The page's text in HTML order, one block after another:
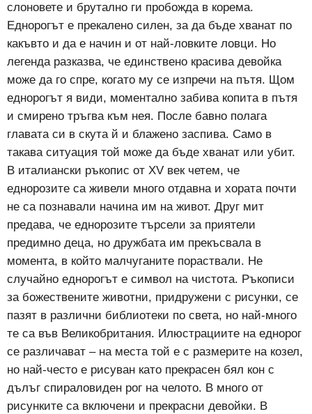
слоновете и брутално ги пробожда в корема.
Еднорогът е прекалено силен, за да бъде хванат по
какъвто и да е начин и от най-ловките ловци. Но
легенда разказва, че единствено красива девойка
може да го спре, когато му се изпречи на пътя. Щом
еднорогът я види, моментално забива копита в пътя
и смирено тръгва към нея. После бавно полага
главата си в скута й и блажено заспива. Само в
такава ситуация той може да бъде хванат или убит.
В италиански ръкопис от XV век четем, че
еднорозите са живели много отдавна и хората почти
не са познавали начина им на живот. Друг мит
предава, че еднорозите търсели за приятели
предимно деца, но дружбата им прекъсвала в
момента, в който малчуганите пораствали. Не
случайно еднорогът е символ на чистота. Ръкописи
за божествените животни, придружени с рисунки, се
пазят в различни библиотеки по света, но най-много
те са във Великобритания. Илюстрациите на еднорог
се различават – на места той е с размерите на козел,
но най-често е рисуван като прекрасен бял кон с
дълъг спираловиден рог на челото. В много от
рисунките са включени и прекрасни девойки. В